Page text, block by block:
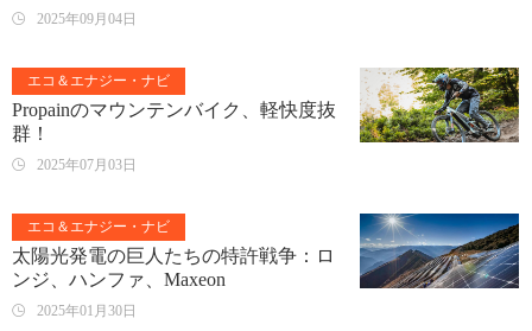
2025年09月04日
エコ＆エナジー・ナビ
Propainのマウンテンバイク、軽快度抜
群！
2025年07月03日
エコ＆エナジー・ナビ
太陽光発電の巨人たちの特許戦争：ロ
ンジ、ハンファ、Maxeon
2025年01月30日